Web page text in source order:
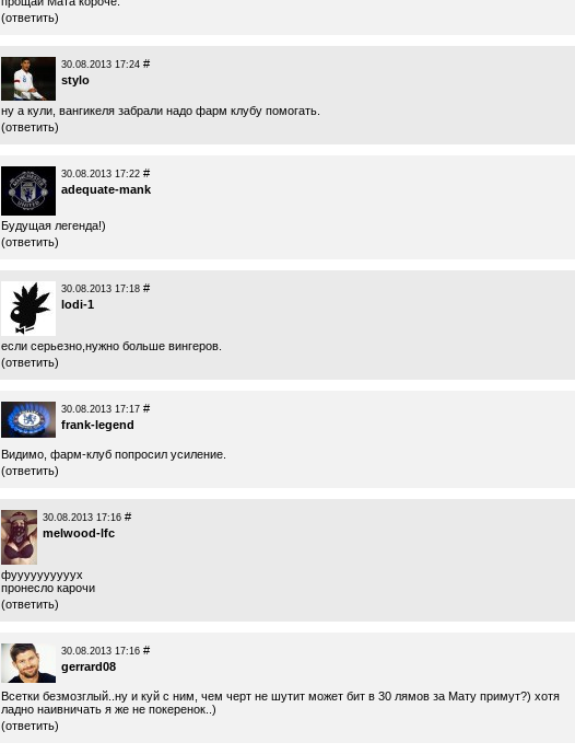
(ответить)
30.08.2013 17:24 #
stylo
ну а кули, вангикеля забрали надо фарм клубу помогать.
(ответить)
30.08.2013 17:22 #
adequate-mank
Будущая легенда!)
(ответить)
30.08.2013 17:18 #
lodi-1
если серьезно,нужно больше вингеров.
(ответить)
30.08.2013 17:17 #
frank-legend
Видимо, фарм-клуб попросил усиление.
(ответить)
30.08.2013 17:16 #
melwood-lfc
фуууууууууух
пронесло карочи
(ответить)
30.08.2013 17:16 #
gerrard08
Всетки безмозглый..ну и куй с ним, чем черт не шутит может бит в 30 лямов за Мату примут?) хотя
ладно наивничать я же не покеренок..)
(ответить)